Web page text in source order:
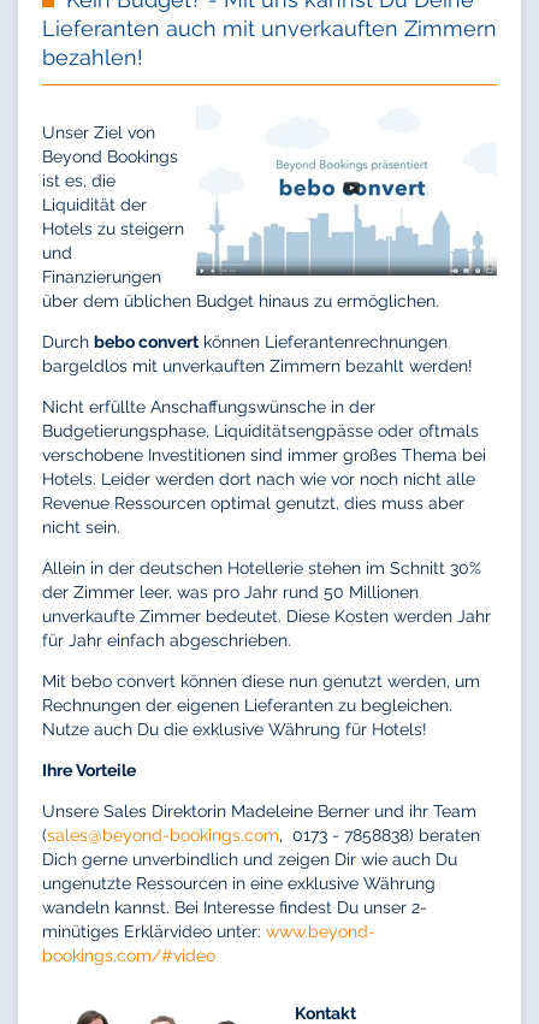
Lieferanten auch mit unverkauften Zimmern
bezahlen!
Unser Ziel von
Beyond Bookings
ist es, die
Liquidität der
Hotels zu steigern
und
Finanzierungen
über dem üblichen Budget hinaus zu ermöglichen.
Durch bebo convert können Lieferantenrechnungen
bargeldlos mit unverkauften Zimmern bezahlt werden!
Nicht erfüllte Anschaffungswünsche in der
Budgetierungsphase, Liquiditätsengpässe oder oftmals
verschobene Investitionen sind immer großes Thema bei
Hotels. Leider werden dort nach wie vor noch nicht alle
Revenue Ressourcen optimal genutzt, dies muss aber
nicht sein.
Allein in der deutschen Hotellerie stehen im Schnitt 30%
der Zimmer leer, was pro Jahr rund 50 Millionen
unverkaufte Zimmer bedeutet. Diese Kosten werden Jahr
für Jahr einfach abgeschrieben.
Mit bebo convert können diese nun genutzt werden, um
Rechnungen der eigenen Lieferanten zu begleichen.
Nutze auch Du die exklusive Währung für Hotels!
Ihre Vorteile
Unsere Sales Direktorin Madeleine Berner und ihr Team
(sales@beyond-bookings.com, 0173 - 7858838) beraten
Dich gerne unverbindlich und zeigen Dir wie auch Du
ungenutzte Ressourcen in eine exklusive Währung
wandeln kannst. Bei Interesse findest Du unser 2-
minütiges Erklärvideo unter: www.beyond-
bookings.com/#video
Kontakt